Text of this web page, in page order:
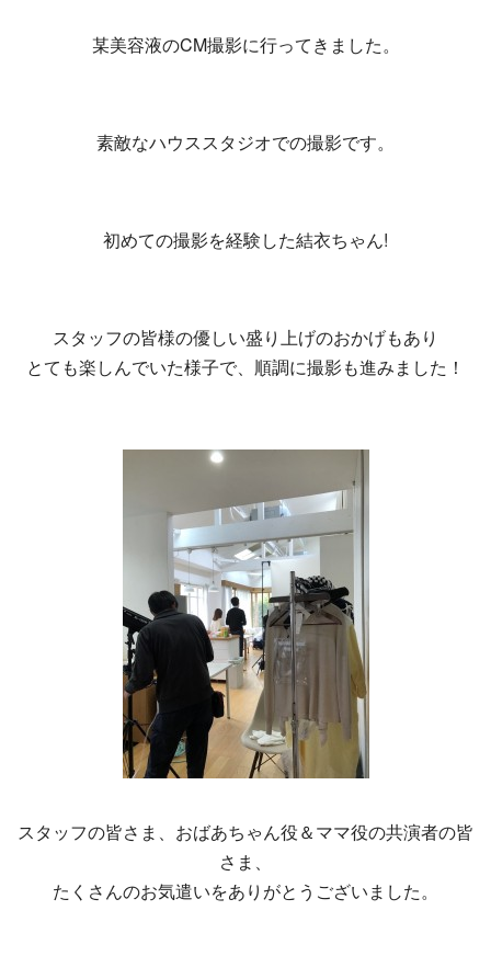
某美容液のCM撮影に行ってきました。
素敵なハウススタジオでの撮影です。
初めての撮影を経験した結衣ちゃん!
スタッフの皆様の優しい盛り上げのおかげもあり
とても楽しんでいた様子で、順調に撮影も進みました！
スタッフの皆さま、おばあちゃん役＆ママ役の共演者の皆
さま、
たくさんのお気遣いをありがとうございました。